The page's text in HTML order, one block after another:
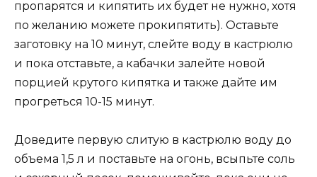
пропарятся и кипятить их будет не нужно, хотя
по желанию можете прокипятить). Оставьте
заготовку на 10 минут, слейте воду в кастрюлю
и пока отставьте, а кабачки залейте новой
порцией крутого кипятка и также дайте им
прогреться 10-15 минут.
Доведите первую слитую в кастрюлю воду до
объема 1,5 л и поставьте на огонь, всыпьте соль